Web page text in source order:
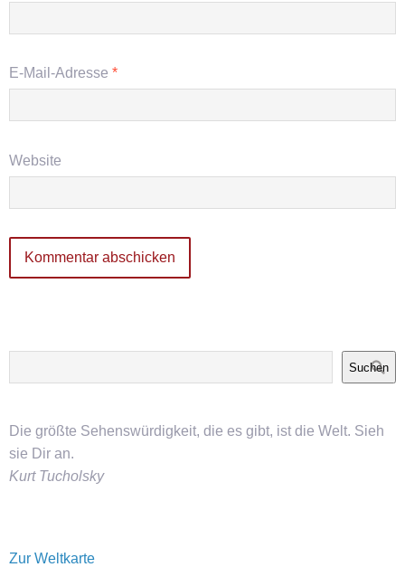
E-Mail-Adresse *
Website
Suchen
Die größte Sehenswürdigkeit, die es gibt, ist die Welt. Sieh
sie Dir an.
Kurt Tucholsky
Zur Weltkarte